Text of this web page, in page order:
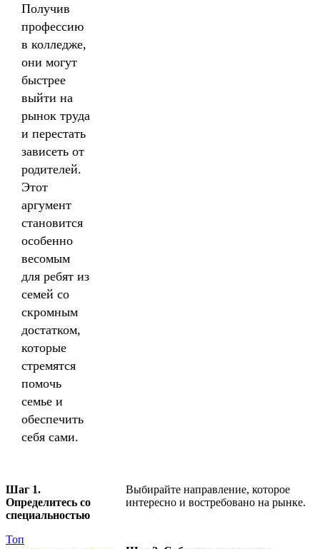
Получив
профессию
в колледже,
они могут
быстрее
выйти на
рынок труда
и перестать
зависеть от
родителей.
Этот
аргумент
становится
особенно
весомым
для ребят из
семей со
скромным
достатком,
которые
стремятся
помочь
семье и
обеспечить
себя сами.
Шаг 1.
Определитесь со
специальностью
Выбирайте направление, которое
интересно и востребовано на рынке.
Топ